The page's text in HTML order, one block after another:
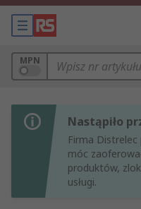
MPN
Nastąpiło
Firma Distrelec
móc
produktów,
usługi.